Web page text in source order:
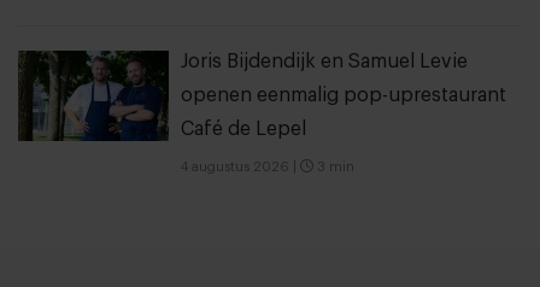
Joris Bijdendijk en Samuel Levie
openen eenmalig pop-uprestaurant
Café de Lepel
4 augustus 2026 3 min